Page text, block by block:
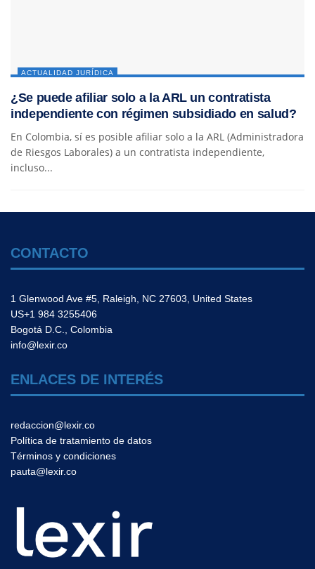
ACTUALIDAD JURÍDICA
¿Se puede afiliar solo a la ARL un contratista
independiente con régimen subsidiado en salud?
En Colombia, sí es posible afiliar solo a la ARL (Administradora
de Riesgos Laborales) a un contratista independiente,
incluso...
CONTACTO
1 Glenwood Ave #5, Raleigh, NC 27603, United States
US+1 984 3255406
Bogotá D.C., Colombia
info@lexir.co
ENLACES DE INTERÉS
redaccion@lexir.co
Política de tratamiento de datos
Términos y condiciones
pauta@lexir.co